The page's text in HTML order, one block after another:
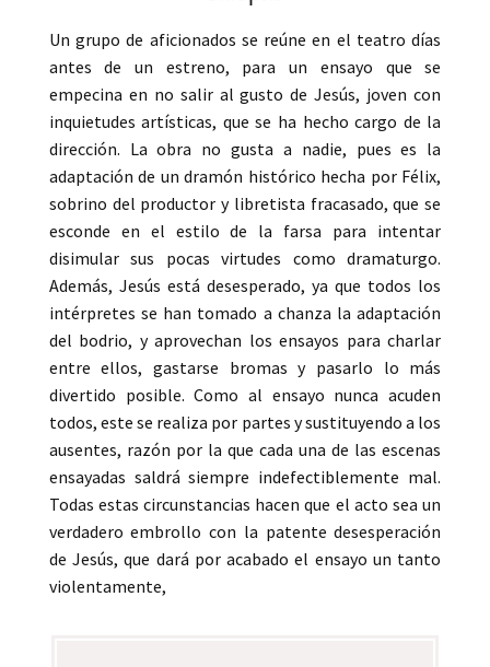
Un grupo de aficionados se reúne en el teatro días
antes de un estreno, para un ensayo que se
empecina en no salir al gusto de Jesús, joven con
inquietudes artísticas, que se ha hecho cargo de la
dirección. La obra no gusta a nadie, pues es la
adaptación de un dramón histórico hecha por Félix,
sobrino del productor y libretista fracasado, que se
esconde en el estilo de la farsa para intentar
disimular sus pocas virtudes como dramaturgo.
Además, Jesús está desesperado, ya que todos los
intérpretes se han tomado a chanza la adaptación
del bodrio, y aprovechan los ensayos para charlar
entre ellos, gastarse bromas y pasarlo lo más
divertido posible. Como al ensayo nunca acuden
todos, este se realiza por partes y sustituyendo a los
ausentes, razón por la que cada una de las escenas
ensayadas saldrá siempre indefectiblemente mal.
Todas estas circunstancias hacen que el acto sea un
verdadero embrollo con la patente desesperación
de Jesús, que dará por acabado el ensayo un tanto
violentamente,